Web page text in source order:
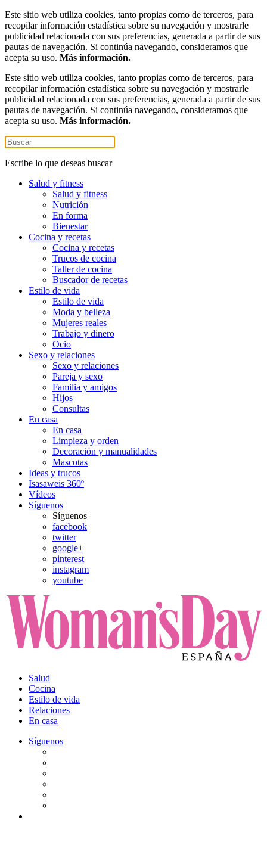
Este sitio web utiliza cookies, tanto propias como de terceros, para
recopilar información estadística sobre su navegación y mostrarle
publicidad relacionada con sus preferencias, generada a partir de sus
pautas de navegación. Si continúa navegando, consideramos que
acepta su uso. Más información.
Este sitio web utiliza cookies, tanto propias como de terceros, para
recopilar información estadística sobre su navegación y mostrarle
publicidad relacionada con sus preferencias, generada a partir de sus
pautas de navegación. Si continúa navegando, consideramos que
acepta su uso. Más información.
Escribe lo que deseas buscar
Salud y fitness
Salud y fitness
Nutrición
En forma
Bienestar
Cocina y recetas
Cocina y recetas
Trucos de cocina
Taller de cocina
Buscador de recetas
Estilo de vida
Estilo de vida
Moda y belleza
Mujeres reales
Trabajo y dinero
Ocio
Sexo y relaciones
Sexo y relaciones
Pareja y sexo
Familia y amigos
Hijos
Consultas
En casa
En casa
Limpieza y orden
Decoración y manualidades
Mascotas
Ideas y trucos
Isasaweis 360º
Vídeos
Síguenos
Síguenos
facebook
twitter
google+
pinterest
instagram
youtube
Salud
Cocina
Estilo de vida
Relaciones
En casa
Síguenos